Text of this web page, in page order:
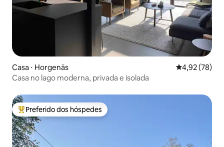
Casa ⋅ Horgenäs 4,92 de uma
4,92 (78)
Casa no lago moderna, privada e isolada
Entre os melhores preferidos dos hóspedes
Preferido dos hóspedes